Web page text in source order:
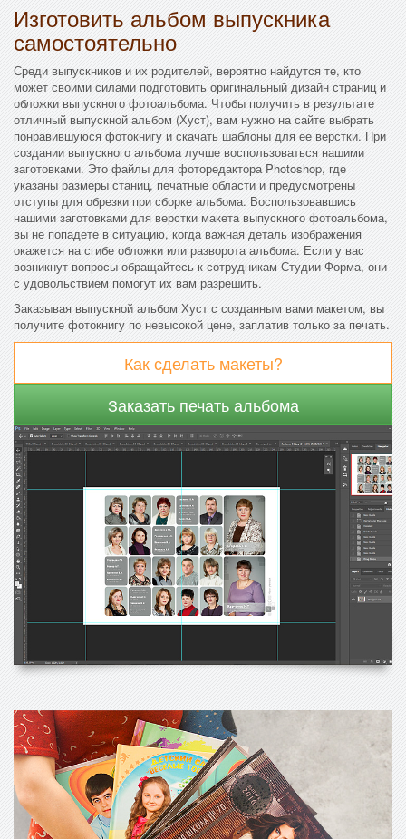
Изготовить альбом выпускника
самостоятельно
Среди выпускников и их родителей, вероятно найдутся те, кто
может своими силами подготовить оригинальный дизайн страниц и
обложки выпускного фотоальбома. Чтобы получить в результате
отличный выпускной альбом (Хуст), вам нужно на сайте выбрать
понравившуюся фотокнигу и скачать шаблоны для ее верстки. При
создании выпускного альбома лучше воспользоваться нашими
заготовками. Это файлы для фоторедактора Photoshop, где
указаны размеры станиц, печатные области и предусмотрены
отступы для обрезки при сборке альбома. Воспользовавшись
нашими заготовками для верстки макета выпускного фотоальбома,
вы не попадете в ситуацию, когда важная деталь изображения
окажется на сгибе обложки или разворота альбома. Если у вас
возникнут вопросы обращайтесь к сотрудникам Студии Форма, они
с удовольствием помогут их вам разрешить.
Заказывая выпускной альбом Хуст с созданным вами макетом, вы
получите фотокнигу по невысокой цене, заплатив только за печать.
Как сделать макеты?
Заказать печать альбома